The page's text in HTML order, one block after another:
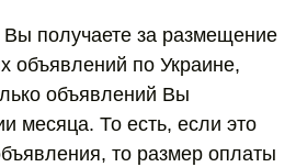
получаете за размещение
объявлений по Украине,
объявлений Вы
месяца. То есть, если это
то размер оплаты